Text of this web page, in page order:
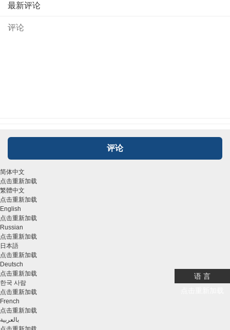
最新评论
评论
语 言
简体中文
点击重新加载
繁體中文
点击重新加载
English
点击重新加载
Russian
点击重新加载
日本語
点击重新加载
Deutsch
点击重新加载
한국 사람
点击重新加载
French
点击重新加载
بالعربية